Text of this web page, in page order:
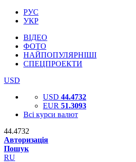
РУС
УКР
ВІДЕО
ФОТО
НАЙПОПУЛЯРНІШІ
СПЕЦПРОЕКТИ
USD
USD 44.4732
EUR 51.3093
Всі курси валют
44.4732
Авторизація
Пошук
RU